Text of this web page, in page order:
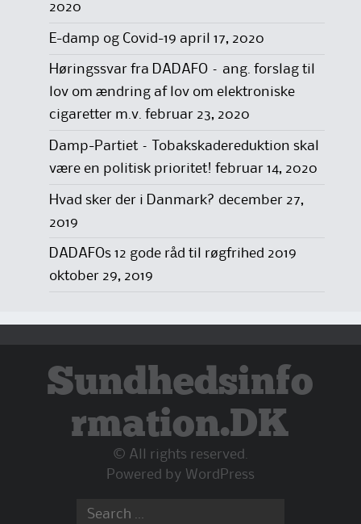
2020
E-damp og Covid-19 april 17, 2020
Høringssvar fra DADAFO – ang. forslag til
lov om ændring af lov om elektroniske
cigaretter m.v. februar 23, 2020
Damp-Partiet – Tobakskadereduktion skal
være en politisk prioritet! februar 14, 2020
Hvad sker der i Danmark? december 27,
2019
DADAFOs 12 gode råd til røgfrihed 2019
oktober 29, 2019
Sundhedsinfo
rmation.DK
© All rights reserved.
Powered by WordPress
Search